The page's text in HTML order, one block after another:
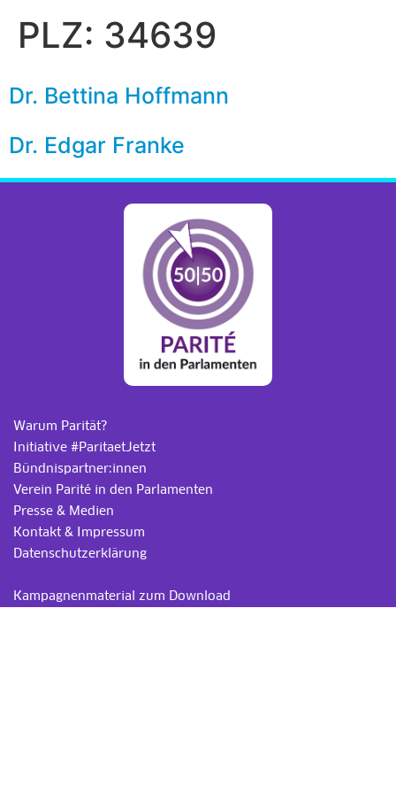
PLZ: 34639
Dr. Bettina Hoffmann
Dr. Edgar Franke
Warum Parität?
Initiative #ParitaetJetzt
Bündnispartner:innen
Verein Parité in den Parlamenten
Presse & Medien
Kontakt & Impressum
Datenschutzerklärung
Kampagnenmaterial zum Download